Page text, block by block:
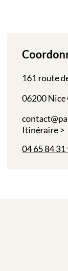
161 route
06200 Nice
Itinéraire
04 65 84 31